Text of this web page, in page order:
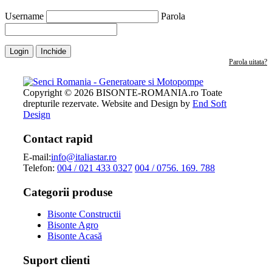
Username Parola
Login Inchide
Parola uitata?
Copyright © 2026 BISONTE-ROMANIA.ro Toate
drepturile rezervate. Website and Design by End Soft
Design
Contact rapid
E-mail:info@italiastar.ro
Telefon: 004 / 021 433 0327 004 / 0756. 169. 788
Categorii produse
Bisonte Constructii
Bisonte Agro
Bisonte Acasă
Suport clienti